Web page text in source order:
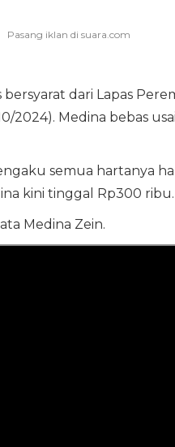
bersyarat dari Lapas
2024). Medina bebas
semua hartanya
kini tinggal Rp300 ribu.
Medina Zein.